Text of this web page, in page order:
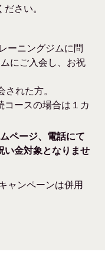
さい。
ーニングジムに問
にご入会し、お祝
された方。
コースの場合は１カ
ページ、電話にて
い金対象となりませ
ャンペーンは併用